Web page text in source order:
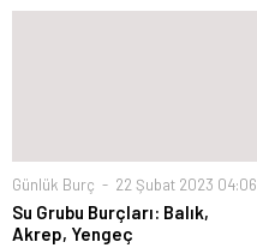
Günlük Burç 22 Şubat 2023 04:06
Su Grubu Burçları: Balık,
Akrep, Yengeç